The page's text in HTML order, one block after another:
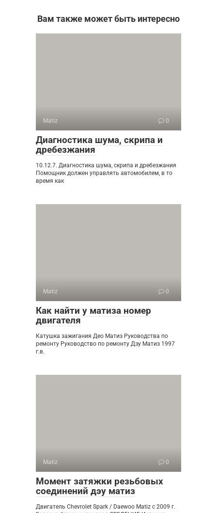
Вам также может быть интересно
Matiz 0
Диагностика шума, скрипа и
дребезжания
10.12.7. Диагностика шума, скрипа и дребезжания
Помощник должен управлять автомобилем, в то
время как
Matiz 0
Как найти у матиза номер
двигателя
Катушка зажигания Део Матиз Руководства по
ремонту Руководство по ремонту Дэу Матиз 1997
г.в.
Matiz 0
Момент затяжки резьбовых
соединений дэу матиз
Двигатель Chevrolet Spark / Daewoo Matiz с 2009 г.